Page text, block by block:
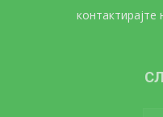
контактирајте